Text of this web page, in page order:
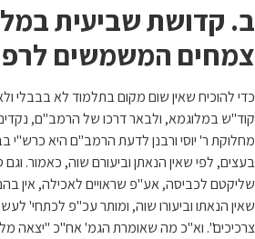
ב. קדושת שביעית
צמחים המשמשים
כדי להוכיח שאין שום מקום בתלמוד לא בבבלי
קוד"ש במלוגמא, ולבאר דרכו של הרמב"ם, נקדים
מחלוקת ר' יוסי ורבנן לדעת הרמב"ם היא כרש"י
בעצים, לפי שאין הנאתן וביעורם שוה, כאמור. וגם
שליקטם לכביסה, אע"פ שראויים לאכילה, אין
שאין הנאתו וביעורו שוה, ומותר עכ"פ לכתחי'
צרכיכים". וא"כ מה שאומרת הגמ' אח"כ "יצאה